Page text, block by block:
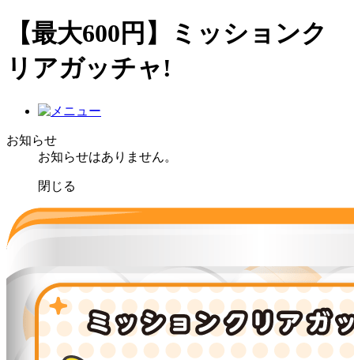
【最大600円】ミッションク
リアガッチャ!
お知らせ
お知らせはありません。
閉じる